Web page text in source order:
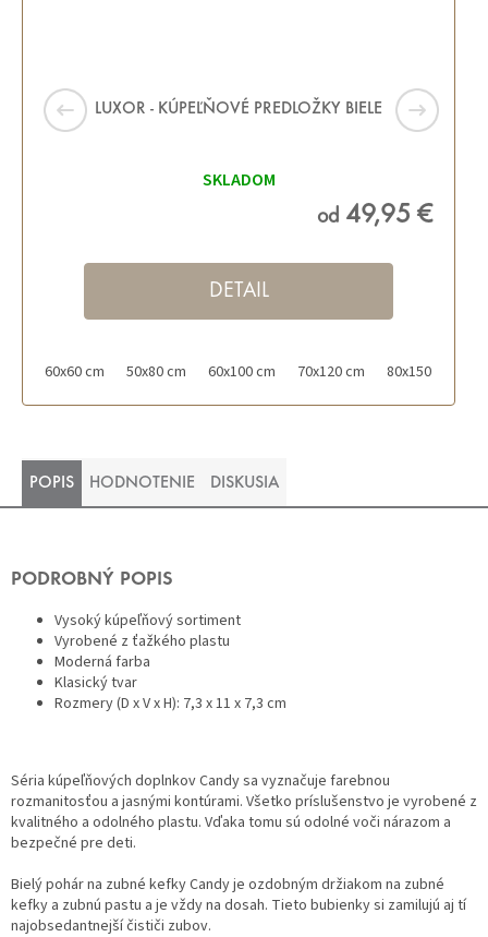
LUXOR - KÚPEĽŇOVÉ PREDLOŽKY BIELE
SKLADOM
od 49,95 €
DETAIL
60x60 cm 50x80 cm 60x100 cm 70x120 cm 80x150 cm
POPIS HODNOTENIE DISKUSIA
PODROBNÝ POPIS
Vysoký kúpeľňový sortiment
Vyrobené z ťažkého plastu
Moderná farba
Klasický tvar
Rozmery (D x V x H): 7,3 x 11 x 7,3 cm
Séria kúpeľňových doplnkov Candy sa vyznačuje farebnou
rozmanitosťou a jasnými kontúrami. Všetko príslušenstvo je vyrobené z
kvalitného a odolného plastu. Vďaka tomu sú odolné voči nárazom a
bezpečné pre deti.
Bielý pohár na zubné kefky Candy je ozdobným držiakom na zubné
kefky a zubnú pastu a je vždy na dosah. Tieto bubienky si zamilujú aj tí
najobsedantnejší čističi zubov.